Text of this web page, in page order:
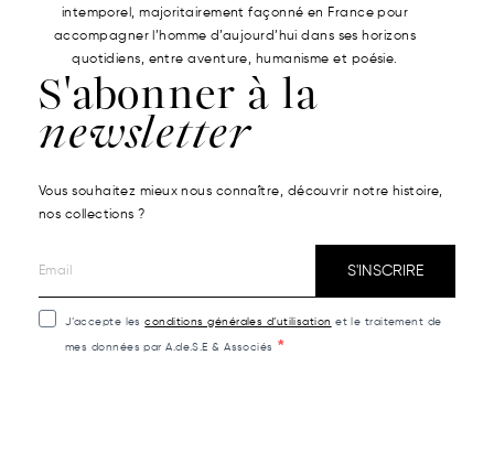
intemporel, majoritairement façonné en France pour
accompagner l’homme d’aujourd’hui dans ses horizons
quotidiens, entre aventure, humanisme et poésie.
S'abonner à la
newsletter
Vous souhaitez mieux nous connaître, découvrir notre histoire,
nos collections ?
S'INSCRIRE
J’accepte lesconditions générales d’utilisation et le traitement de
mes données par A.de.S.E & Associés